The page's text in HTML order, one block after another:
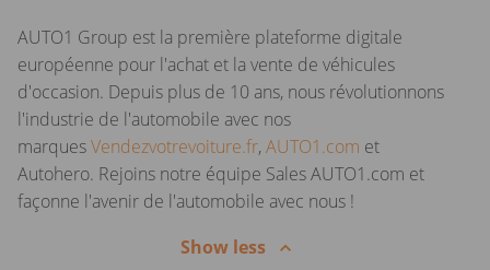
AUTO1 Group est la première plateforme digitale
européenne pour l'achat et la vente de véhicules
d'occasion. Depuis plus de 10 ans, nous révolutionnons
l'industrie de l'automobile avec nos
marquesVendezvotrevoiture.fr,AUTO1.com et
Autohero. Rejoins notre équipe Sales AUTO1.com et
façonne l'avenir de l'automobile avec nous !
Show less